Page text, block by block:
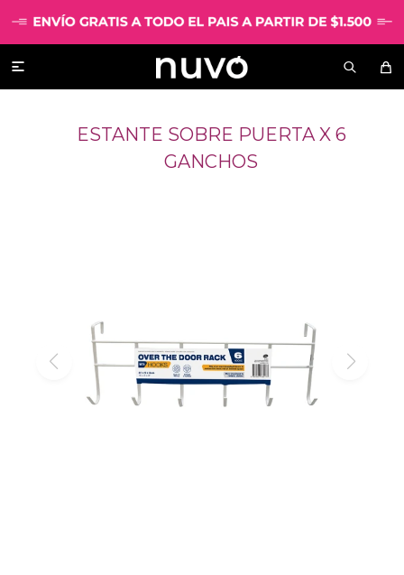

ESTANTE SOBRE PUERTA X 6
GANCHOS